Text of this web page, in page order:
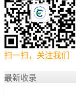
扫一扫，关注我们
最新收录